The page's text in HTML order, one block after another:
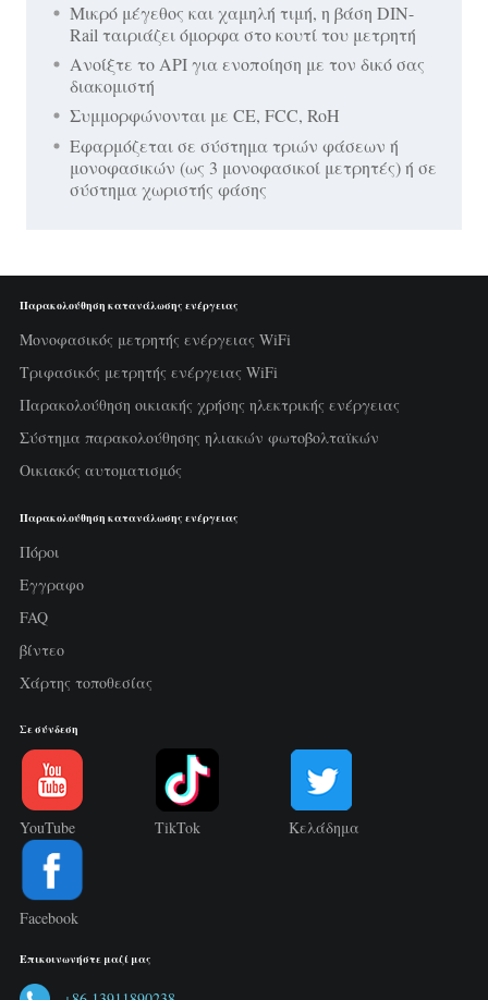
Μικρό μέγεθος και χαμηλή τιμή, η βάση DIN-
Rail ταιριάζει όμορφα στο κουτί του μετρητή
Ανοίξτε το API για ενοποίηση με τον δικό σας
διακομιστή
Συμμορφώνονται με CE, FCC, RoH
Εφαρμόζεται σε σύστημα τριών φάσεων ή
μονοφασικών (ως 3 μονοφασικοί μετρητές) ή σε
σύστημα χωριστής φάσης
Παρακολούθηση κατανάλωσης ενέργειας
Μονοφασικός μετρητής ενέργειας WiFi
Τριφασικός μετρητής ενέργειας WiFi
Παρακολούθηση οικιακής χρήσης ηλεκτρικής ενέργειας
Σύστημα παρακολούθησης ηλιακών φωτοβολταϊκών
Οικιακός αυτοματισμός
Παρακολούθηση κατανάλωσης ενέργειας
Πόροι
Εγγραφο
FAQ
βίντεο
Χάρτης τοποθεσίας
Σε σύνδεση
YouTube TikTok Κελάδημα
Facebook
Επικοινωνήστε μαζί μας